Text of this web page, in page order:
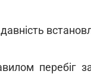
перебіг